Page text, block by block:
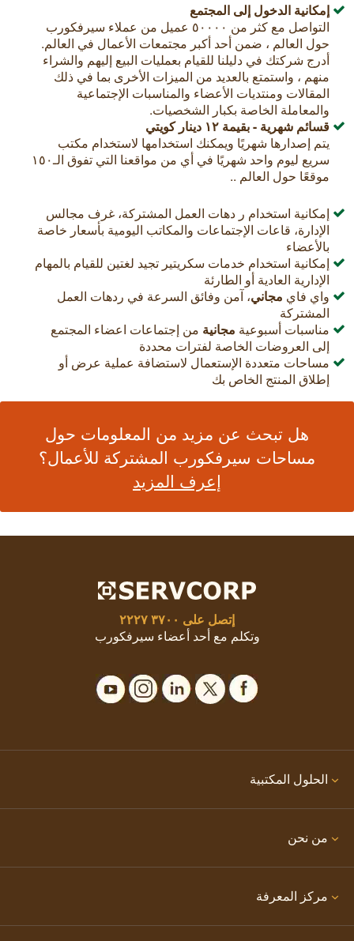
إمكانية الدخول إلى المجتمع
التواصل مع كثر من ٥٠٠٠٠ عميل من عملاء سيرفكورب
حول العالم ، ضمن أحد أكبر مجتمعات الأعمال في العالم.
أدرج شركتك في دليلنا للقيام بعمليات البيع إليهم والشراء
منهم ، واستمتع بالعديد من الميزات الأخرى بما في ذلك
المقالات ومنتديات الأعضاء والمناسبات الإجتماعية
والمعاملة الخاصة بكبار الشخصيات.
قسائم شهرية - بقيمة ١٢ دينار كويتي
يتم إصدارها شهريًا ويمكنك استخدامها لاستخدام مكتب
سريع ليوم واحد شهريًا في أي من مواقعنا التي تفوق الـ١٥٠
موقعًا حول العالم ..
إمكانية استخدام ر دهات العمل المشتركة، غرف مجالس
الإدارة، قاعات الإجتماعات والمكاتب اليومية بأسعار خاصة
بالأعضاء
إمكانية استخدام خدمات سكريتير تجيد لغتين للقيام بالمهام
الإدارية العادية أو الطارئة
واي فاي مجاني، آمن وفائق السرعة في ردهات العمل
المشتركة
مناسبات أسبوعية مجانية من إجتماعات اعضاء المجتمع
إلى العروضات الخاصة لفترات محددة
مساحات متعددة الإستعمال لاستضافة عملية عرض أو
إطلاق المنتج الخاص بك
هل تبحث عن مزيد من المعلومات حول
مساحات سيرفكورب المشتركة للأعمال؟
إعرف المزيد
إتصل على ٣٧٠٠ ٢٢٢٧
وتكلم مع أحد أعضاء سيرفكورب
الحلول المكتبية
من نحن
مركز المعرفة